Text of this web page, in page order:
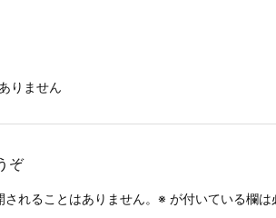
りません
ぞ
れることはありません。 ※ が付いている欄は